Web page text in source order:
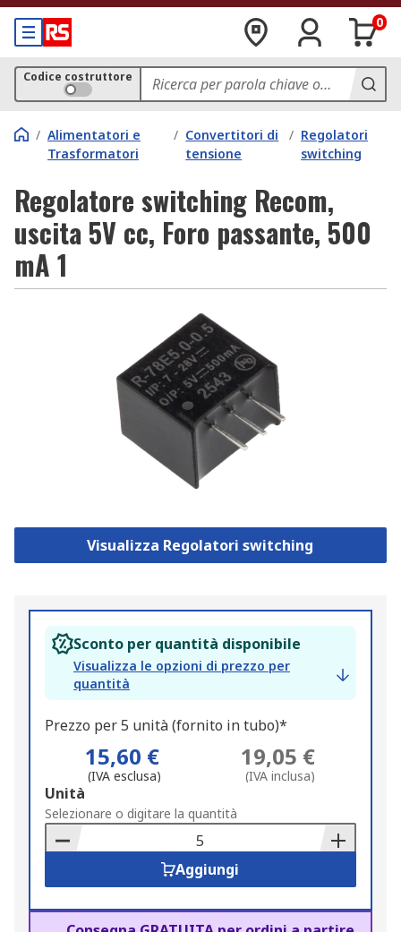
0
Codice costruttore
/ Alimentatori e
Trasformatori
/ Convertitori di
tensione
/ Regolatori
switching
Regolatore switching Recom,
uscita 5V cc, Foro passante, 500
mA 1
Visualizza Regolatori switching
Sconto per quantità disponibile
Visualizza le opzioni di prezzo per
quantità
Prezzo per 5 unità (fornito in tubo)*
15,60 €
(IVA esclusa)
19,05 €
(IVA inclusa)
Add
to
Basket
Unità
Selezionare o digitare la quantità
Aggiungi